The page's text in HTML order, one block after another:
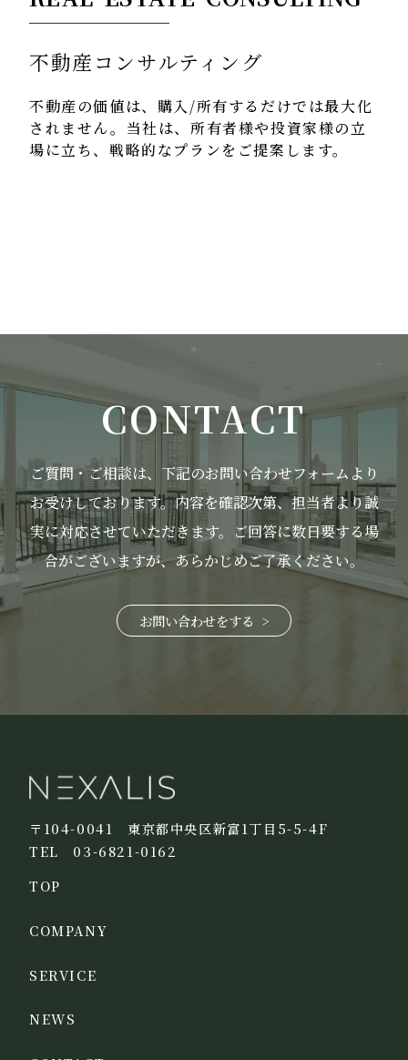
不動産コンサルティング
不動産の価値は、購入/所有するだけでは最大化
されません。 当社は、所有者様や投資家様の立
場に立ち、 戦略的なプランをご提案します。
CONTACT
ご質問・ご相談は、下記のお問い合わせフォームより
お受けしております。内容を確認次第、担当者より誠
実に対応させていただきます。
ご回答に数日要する場
合がございますが、あらかじめご了承ください。
お問い合わせをする
〒104-0041 東京都中央区新富1丁目5-5-4F
TEL 03-6821-0162
TOP
COMPANY
SERVICE
NEWS